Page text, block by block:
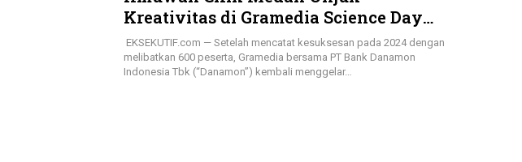
Kreativitas di Gramedia Science Day
2025 bersama Danamon
EKSEKUTIF.com — Setelah mencatat kesuksesan pada 2024 dengan
melibatkan 600 peserta, Gramedia bersama PT Bank Danamon
Indonesia Tbk (“Danamon”) kembali menggelar…